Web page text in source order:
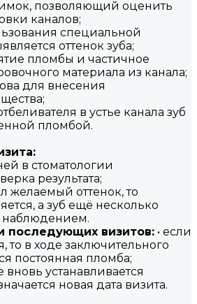
позволяющий оценить
каналов;
специальной
оттенок зуба;
пломбы и частичное
материала из канала;
для внесения
в устье канала зуб
пломбой.
в стоматологии
результата;
желаемый оттенок, то
а зуб ещё несколько
наблюдением.
последующих визитов: • если
то в ходе заключительного
постоянная пломба;
вновь устанавливается
новая дата визита.